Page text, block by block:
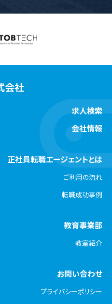
会社
求人検索
会社情報
正社員転職エージェントとは
ご利用の流れ
転職成功事例
教育事業部
教室紹介
お問い合わせ
プライバシーポリシー